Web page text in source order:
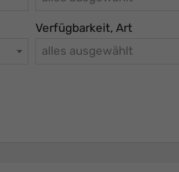
Verfügbarkeit, Art
alles ausgewählt